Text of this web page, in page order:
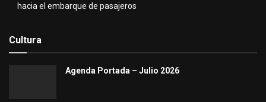
hacia el embarque de pasajeros
Cultura
Agenda Portada – Julio 2026